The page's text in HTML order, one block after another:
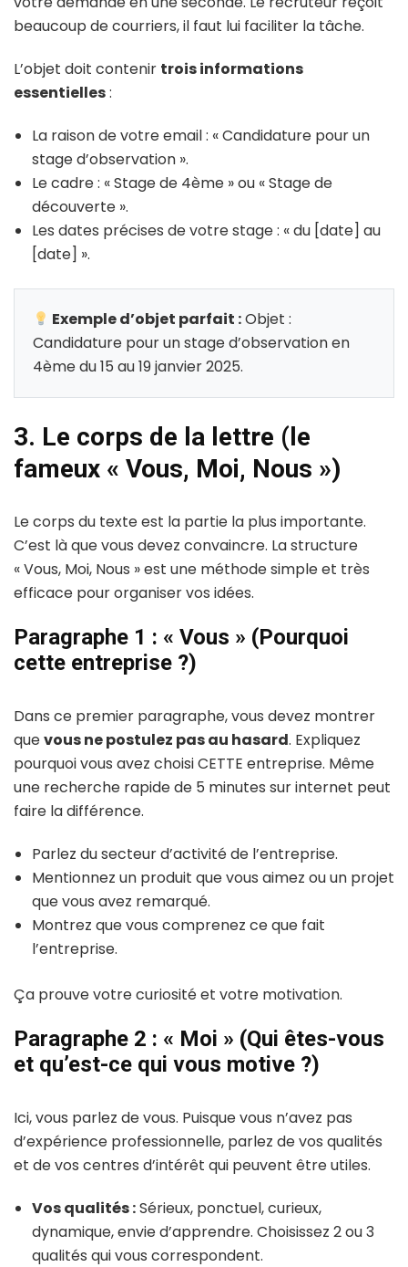
beaucoup de courriers, il faut lui faciliter la tâche.
L’objet doit contenir trois informations
essentielles:
La raison de votre email : « Candidature pour un
stage d’observation ».
Le cadre : « Stage de 4ème » ou « Stage de
découverte ».
Les dates précises de votre stage : « du [date] au
[date] ».
Exemple d’objet parfait :Objet :
Candidature pour un stage d’observation en
4ème du 15 au 19 janvier 2025.
3. Le corps de la lettre (le
fameux « Vous, Moi, Nous »)
Le corps du texte est la partie la plus importante.
C’est là que vous devez convaincre. La structure
« Vous, Moi, Nous » est une méthode simple et très
efficace pour organiser vos idées.
Paragraphe 1 : « Vous » (Pourquoi
cette entreprise ?)
Dans ce premier paragraphe, vous devez montrer
quevous ne postulez pas au hasard. Expliquez
pourquoi vous avez choisi CETTE entreprise. Même
une recherche rapide de 5 minutes sur internet peut
faire la différence.
Parlez du secteur d’activité de l’entreprise.
Mentionnez un produit que vous aimez ou un projet
que vous avez remarqué.
Montrez que vous comprenez ce que fait
l’entreprise.
Ça prouve votre curiosité et votre motivation.
Paragraphe 2 : « Moi » (Qui êtes-vous
et qu’est-ce qui vous motive ?)
Ici, vous parlez de vous. Puisque vous n’avez pas
d’expérience professionnelle, parlez de vos qualités
et de vos centres d’intérêt qui peuvent être utiles.
Vos qualités :Sérieux, ponctuel, curieux,
dynamique, envie d’apprendre. Choisissez 2 ou 3
qualités qui vous correspondent.